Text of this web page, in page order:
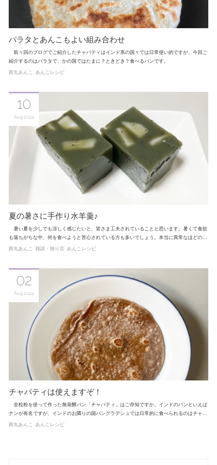
パラタとあんこもよい組み合わせ
前々回のブログでご紹介したチャパティはインド系の国々では日常使い的ですが、今回ご
紹介するのはパラタで、かの国ではたまに？ときどき？食べるパンです。
茜丸あんこ あんこレシピ
夏の暑さに手作り水羊羹♪
暑い夏を少しでも涼しく感じたいと、皆さま工夫されていることと思います。暑くて食欲
も落ちがちな中、何を食べようと苦心されている方も多いでしょう。本当に異常なほどの…
10
Aug 2024
茜丸あんこ 雑談・独り言 あんこレシピ
チャパティは使えますぞ！
全粒粉を使って作った無発酵パン「チャパティ」はご存知ですか。インドのパンといえば
ナンが有名ですが、インドのお隣りの国バングラデシュでは日常的に食べられるのはチャ…
02
Aug 2024
茜丸あんこ あんこレシピ